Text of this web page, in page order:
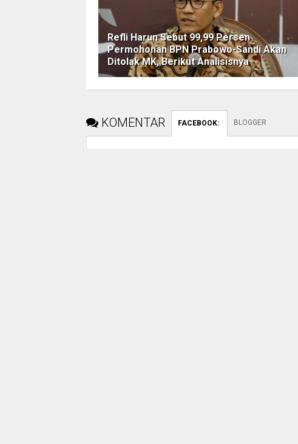
Refli Harun Sebut 99,99 Persen
Permohonan BPN Prabowo-Sandi Akan
Ditolak MK, Berikut Analisisnya
KOMENTAR FACEBOOK: BLOGGER